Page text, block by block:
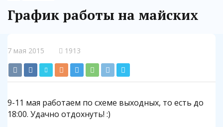
График работы на майских
7 мая 2015 1913
9-11 мая работаем по схеме выходных, то есть до
18:00. Удачно отдохнуть! :)